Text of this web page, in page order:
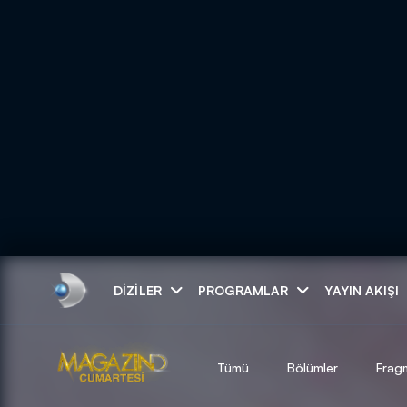
DIZILER PROGRAMLAR YAYIN AKIŞI
Tümü Bölümler